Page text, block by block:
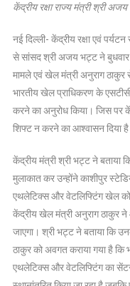
केंद्रीय रक्षा राज्य मंत्री श्री
नई दिल्ली- केंद्रीय रक्षा एवं
से सांसद श्री अजय भट्ट ने बुधवार
मामले एवं खेल मंत्री अनुराग
भारतीय खेल प्राधिकरण के
करने का अनुरोध किया। जिस पर
शिफ्ट न करने का आश्वासन दिया
केंद्रीय मंत्री श्री भट्ट ने बताया
मुलाकात कर उन्होंने काशीपुर
एथलेटिक्स और वेटलिफ्टिंग खेल को
केंद्रीय खेल मंत्री अनुराग ठाकुर ने
जाएगा। श्री भट्ट ने बताया कि
ठाकुर को अवगत कराया गया है
एथलेटिक्स और वेटलिफ्टिंग का